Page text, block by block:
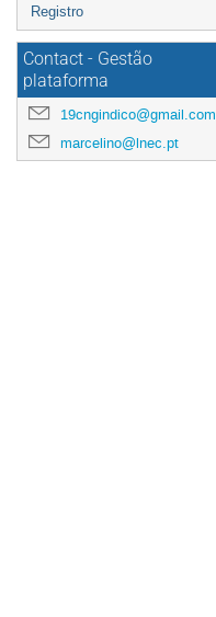
Registro
Contact - Gestão
plataforma
19cngindico@gmail.com
marcelino@lnec.pt